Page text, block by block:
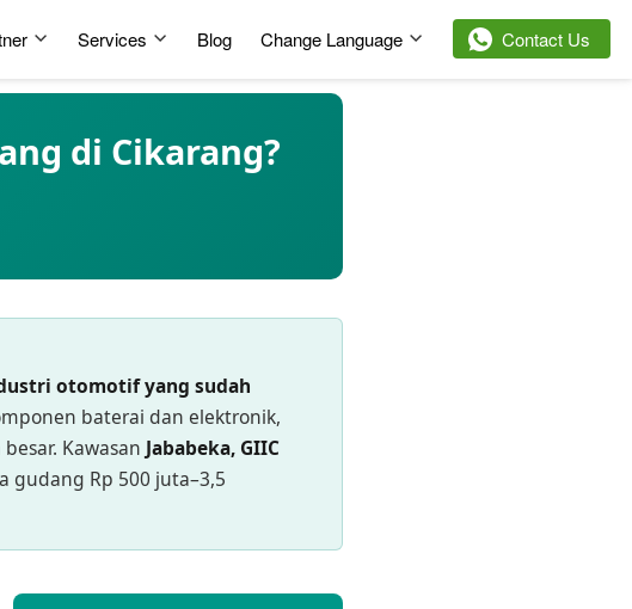
Services Blog Change Language ` Contact Us
di Cikarang?
otomotif yang sudah
baterai dan elektronik,
Kawasan Jababeka, GIIC
gudang Rp 500 juta–3,5